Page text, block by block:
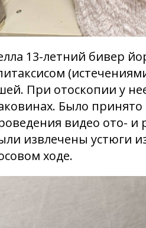
13-летний бивер
При отоскопии у
Было
видео ото- и
извлечены устюги
ходе.